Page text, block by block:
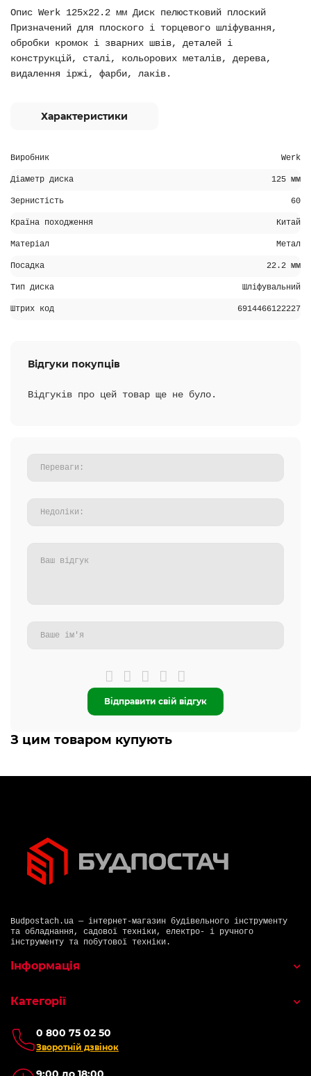
Опис Werk 125х22.2 мм Диск пелюстковий плоский
Призначений для плоского і торцевого шліфування,
обробки кромок і зварних швів, деталей і
конструкцій, сталі, кольорових металів, дерева,
видалення іржі, фарби, лаків.
Характеристики
Виробник Werk
Діаметр диска 125 мм
Зернистість 60
Країна походження Китай
Матеріал Метал
Посадка 22.2 мм
Тип диска Шліфувальний
Штрих код 6914466122227
Відгуки покупців
Відгуків про цей товар ще не було.
Відправити свій відгук
З цим товаром купують
Budpostach.ua — інтернет-магазин будівельного інструменту
та обладнання, садової техніки, електро- і ручного
інструменту та побутової техніки.
0 800 75 02 50
Зворотній дзвінок
Інформація
Категорії